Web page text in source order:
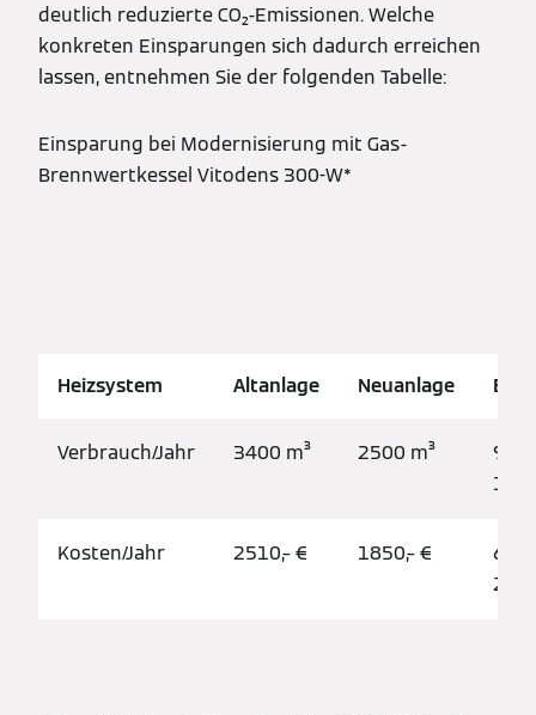
deutlich reduzierte CO₂-Emissionen. Welche
konkreten Einsparungen sich dadurch erreichen
lassen, entnehmen Sie der folgenden Tabelle:
Einsparung bei Modernisierung mit Gas-
Brennwertkessel Vitodens 300-W*
Heizsystem Altanlage Neuanlage
Verbrauch/Jahr 3400 m³ 2500 m³
900
1,8 t
Kosten/Jahr 2510,– € 1850,– €
26